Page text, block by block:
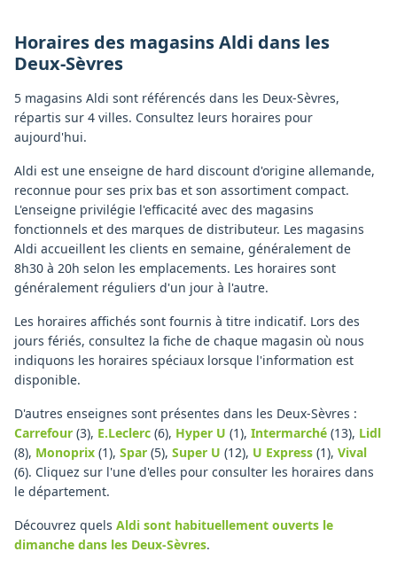
Horaires des magasinsAldi dans les
Deux-Sèvres
5 magasins Aldi sont référencés dans les Deux-Sèvres,
répartis sur 4 villes. Consultez leurs horaires pour
aujourd'hui.
Aldi est une enseigne de hard discount d'origine allemande,
reconnue pour ses prix bas et son assortiment compact.
L'enseigne privilégie l'efficacité avec des magasins
fonctionnels et des marques de distributeur. Les magasins
Aldi accueillent les clients en semaine, généralement de
8h30 à 20h selon les emplacements. Les horaires sont
généralement réguliers d'un jour à l'autre.
Les horaires affichés sont fournis à titre indicatif. Lors des
jours fériés, consultez la fiche de chaque magasin où nous
indiquons les horaires spéciaux lorsque l'information est
disponible.
D'autres enseignes sont présentes dans les Deux-Sèvres :
Carrefour (3), E.Leclerc (6), Hyper U (1), Intermarché (13), Lidl
(8), Monoprix (1), Spar (5), Super U (12), U Express (1), Vival
(6). Cliquez sur l'une d'elles pour consulter les horaires dans
le département.
Découvrez quels Aldi sont habituellement ouverts le
dimanche dans les Deux-Sèvres.